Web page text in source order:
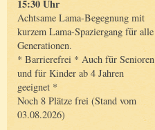
15:30 Uhr
Achtsame Lama-Begegnung mit
kurzem Lama-Spaziergang für alle
Generationen.
* Barrierefrei * Auch für Senioren
und für Kinder ab 4 Jahren
geeignet *
Noch 8 Plätze frei (Stand vom
03.08.2026)